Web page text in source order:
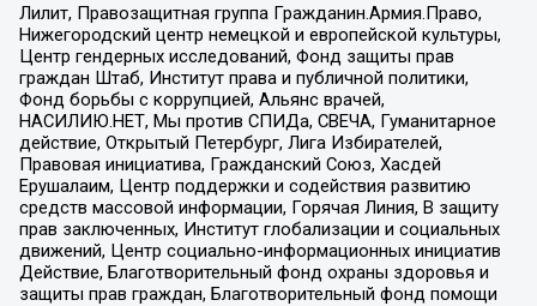
Лилит, Правозащитная группа Гражданин.Армия.Право,
Нижегородский центр немецкой и европейской культуры,
Центр гендерных исследований, Фонд защиты прав
граждан Штаб, Институт права и публичной политики,
Фонд борьбы с коррупцией, Альянс врачей,
НАСИЛИЮ.НЕТ, Мы против СПИДа, СВЕЧА, Гуманитарное
действие, Открытый Петербург, Лига Избирателей,
Правовая инициатива, Гражданский Союз, Хасдей
Ерушалаим, Центр поддержки и содействия развитию
средств массовой информации, Горячая Линия, В защиту
прав заключенных, Институт глобализации и социальных
движений, Центр социально-информационных инициатив
Действие, Благотворительный фонд охраны здоровья и
защиты прав граждан, Благотворительный фонд помощи